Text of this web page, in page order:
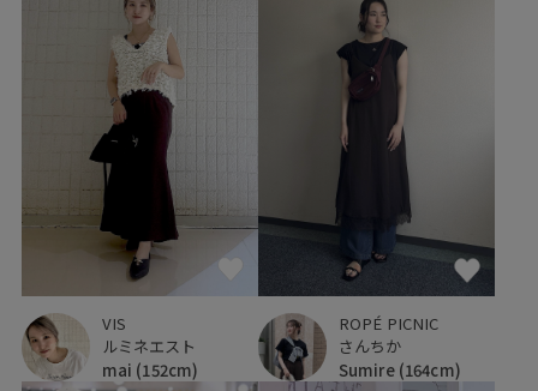
VIS
ルミネエスト
mai (152cm)
ROPÉ PICNIC
さんちか
Sumire (164cm)